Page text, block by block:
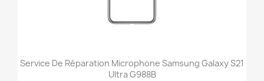
Service De Réparation Microphone Samsung Galaxy S21
Ultra G988B